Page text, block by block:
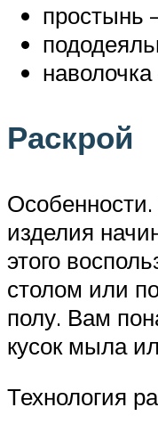
простынь
Раскрой
изделия
этого
столом или
полу. Вам
кусок мыла
Технология